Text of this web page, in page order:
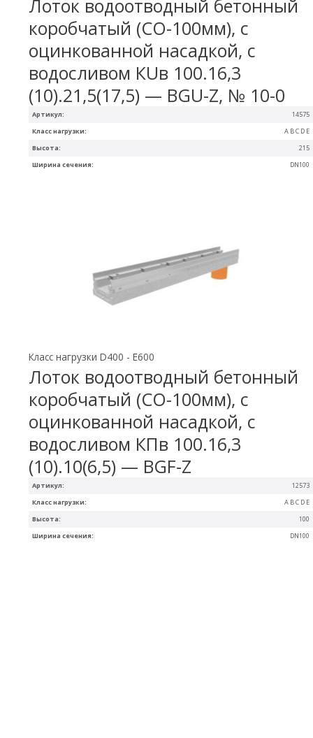
Артикул: 14575
Ширина сечения: DN100
Высота: 215
Класс нагрузки: A B C D E
Лоток водоотводный бетонный
коробчатый (СО-100мм), с
оцинкованной насадкой, с
водосливом КUв 100.16,3
(10).21,5(17,5) — BGU-Z, № 10-0
Артикул: 12573
Ширина сечения: DN100
Высота: 100
Класс нагрузки: A B C D E
Класс нагрузки D400 - E600
Лоток водоотводный бетонный
коробчатый (СО-100мм), с
оцинкованной насадкой, с
водосливом КПв 100.16,3
(10).10(6,5) — BGF-Z